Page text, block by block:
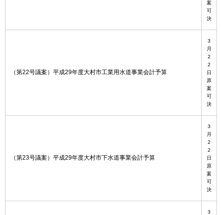
案
可
決
（第22号議案）平成29年度大村市工業用水道事業会計予算
3
月
2
2
日
原
案
可
決
（第23号議案）平成29年度大村市下水道事業会計予算
3
月
2
2
日
原
案
可
決
3